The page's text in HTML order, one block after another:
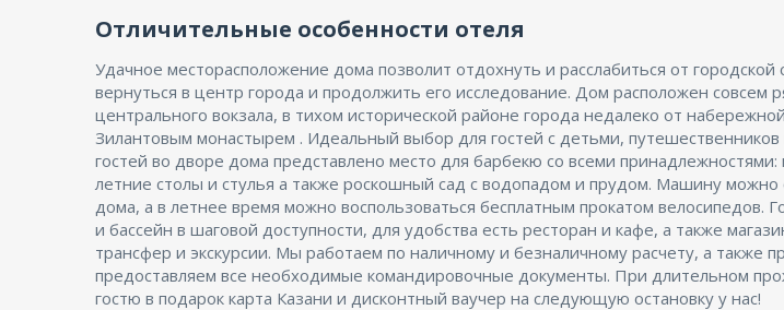
Отличительные особенности отеля
Удачное месторасположение дома позволит отдохнуть и расслабиться от
вернуться в центр города и продолжить его исследование. Дом расположен совсем
центрального вокзала, в тихом исторической районе города недалеко от
Зилантовым монастырем . Идеальный выбор для гостей с детьми,
гостей во дворе дома представлено место для барбекю со всеми
летние столы и стулья а также роскошный сад с водопадом и прудом. Машину можно
дома, а в летнее время можно воспользоваться бесплатным прокатом велосипедов.
и бассейн в шаговой доступности, для удобства есть ресторан и кафе, а также
трансфер и экскурсии. Мы работаем по наличному и безналичному расчету, а также
предоставляем все необходимые командировочные документы. При длительном
гостю в подарок карта Казани и дисконтный ваучер на следующую остановку у нас!